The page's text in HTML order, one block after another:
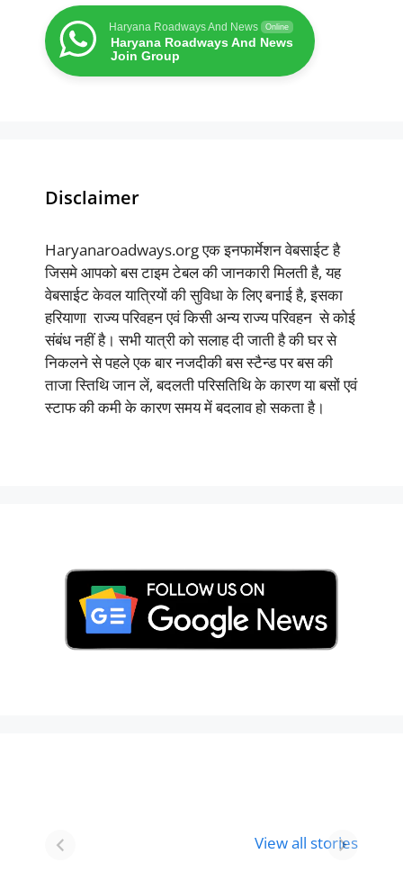
Haryana Roadways And News Online
Haryana Roadways And News
Join Group
Disclaimer
Haryanaroadways.org एक इनफार्मेशन वेबसाईट है
जिसमे आपको बस टाइम टेबल की जानकारी मिलती है, यह
वेबसाईट केवल यात्रियों की सुविधा के लिए बनाई है, इसका
हरियाणा राज्य परिवहन एवं किसी अन्य राज्य परिवहन से कोई
संबंध नहीं है। सभी यात्री को सलाह दी जाती है की घर से
निकलने से पहले एक बार नजदीकी बस स्टैन्ड पर बस की
ताजा स्तिथि जान लें, बदलती परिसतिथि के कारण या बसों एवं
स्टाफ की कमी के कारण समय में बदलाव हो सकता है।
View all stories
Visit In
Holi